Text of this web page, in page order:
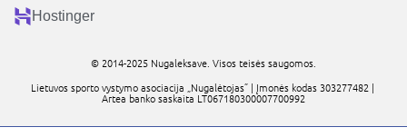
Hostinger
© 2014-2025 Nugaleksave. Visos teisės saugomos.
Lietuvos sporto vystymo asociacija „Nugalėtojas” | Įmonės kodas 303277482 |
Artea banko saskaita LT067180300007700992